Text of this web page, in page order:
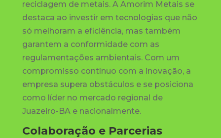
reciclagem de metais. A Amorim Metais se
destaca ao investir em tecnologias que não
só melhoram a eficiência, mas também
garantem a conformidade com as
regulamentações ambientais. Com um
compromisso contínuo com a inovação, a
empresa supera obstáculos e se posiciona
como líder no mercado regional de
Juazeiro-BA e nacionalmente.
Colaboração e Parcerias